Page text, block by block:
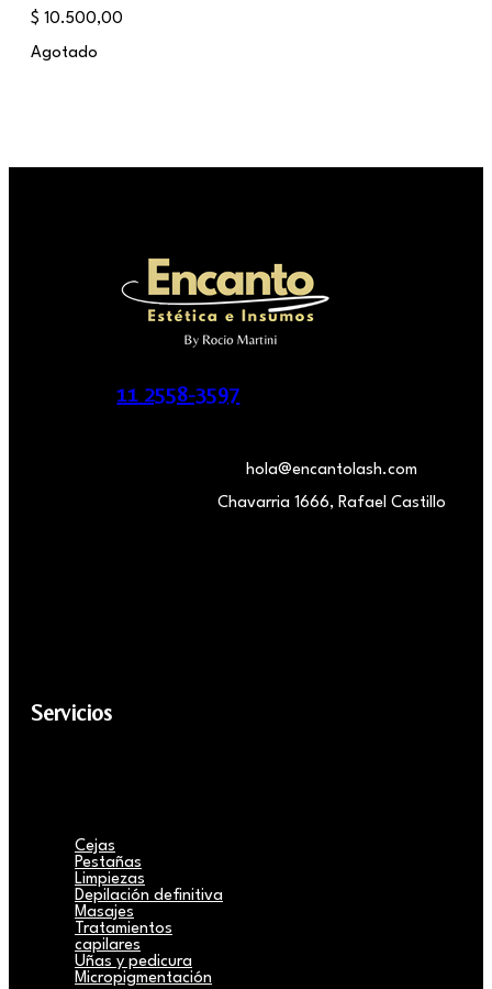
$ 10.500,00
Agotado
11 2558-3597
hola@encantolash.com
Chavarria 1666, Rafael Castillo
Servicios
Cejas
Pestañas
Limpiezas
Depilación definitiva
Masajes
Tratamientos
capilares
Uñas y pedicura
Micropigmentación